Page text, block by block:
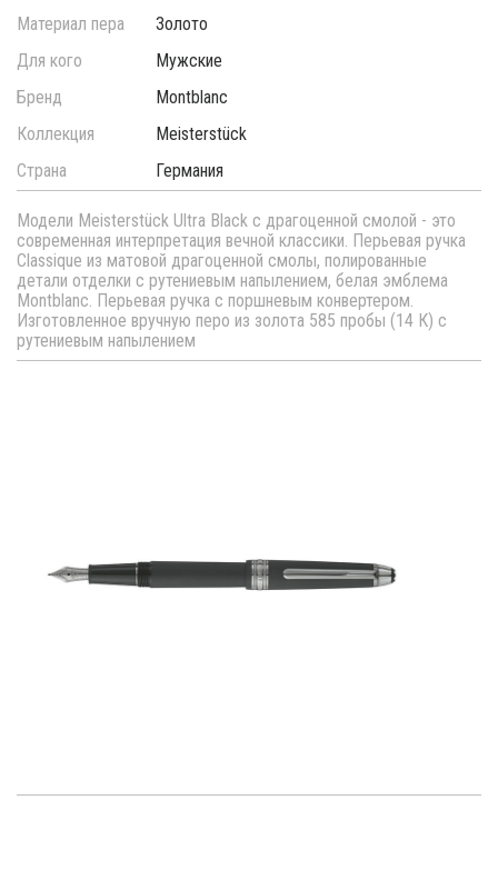
Материал пера
Золото
Для кого
Мужские
Бренд
Montblanc
Коллекция
Meisterstück
Страна
Германия
Модели Meisterstück Ultra Black с драгоценной смолой - это
современная интерпретация вечной классики. Перьевая ручка
Classique из матовой драгоценной смолы, полированные
детали отделки с рутениевым напылением, белая эмблема
Montblanc. Перьевая ручка с поршневым конвертером.
Изготовленное вручную перо из золота 585 пробы (14 К) с
рутениевым напылением